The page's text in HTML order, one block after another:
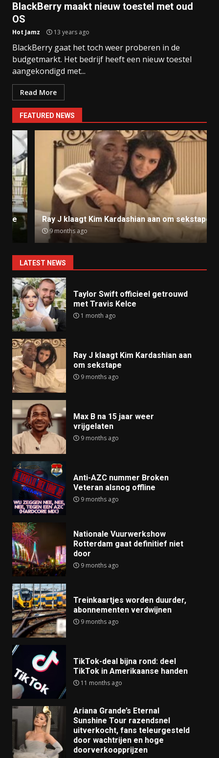
BlackBerry maakt nieuw toestel met oud
OS
Hot Jamz 13 years ago
BlackBerry gaat het toch weer proberen in de
budgetmarkt. Het bedrijf heeft een nieuw toestel
aangekondigd met...
Read More
FEATURED NEWS
Ray J klaagt Kim Kardashian aan om sekstape
9 months ago
LATEST NEWS
Taylor Swift officieel getrouwd
met Travis Kelce
1 month ago
Ray J klaagt Kim Kardashian aan
om sekstape
9 months ago
Max B na 15 jaar weer
vrijgelaten
9 months ago
Anti-AZC nummer Broken
Veteran alsnog offline
9 months ago
Nationale Vuurwerkshow
Rotterdam gaat definitief niet
door
9 months ago
Treinkaartjes worden duurder,
abonnementen verdwijnen
9 months ago
TikTok-deal bijna rond: deel
TikTok in Amerikaanse handen
11 months ago
Ariana Grande’s Eternal
Sunshine Tour razendsnel
uitverkocht, fans teleurgesteld
door wachtrijen en hoge
doorverkoopprijzen